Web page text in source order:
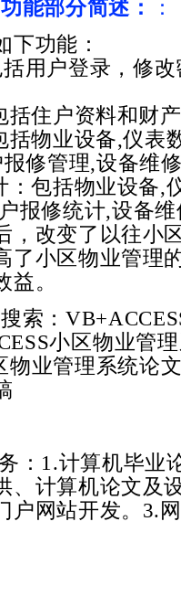
能部分简述：
：
下功能：
用户登录，修
括住户资料和财
括物业设备,仪表
修管理,设备维
：包括物业设备,
报修统计,设备
，改变了以往小
了小区物业管理
。
索：
小区物业管
物业管理系统论
：1.计算机毕业
、计算机论文及
户网站开发。3.